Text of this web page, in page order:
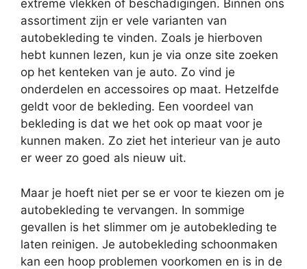
extreme vlekken of beschadigingen. Binnen ons
assortiment zijn er vele varianten van
autobekleding te vinden. Zoals je hierboven
hebt kunnen lezen, kun je via onze site zoeken
op het kenteken van je auto. Zo vind je
onderdelen en accessoires op maat. Hetzelfde
geldt voor de bekleding. Een voordeel van
bekleding is dat we het ook op maat voor je
kunnen maken. Zo ziet het interieur van je auto
er weer zo goed als nieuw uit.
Maar je hoeft niet per se er voor te kiezen om je
autobekleding te vervangen. In sommige
gevallen is het slimmer om je autobekleding te
laten reinigen. Je autobekleding schoonmaken
kan een hoop problemen voorkomen en is in de